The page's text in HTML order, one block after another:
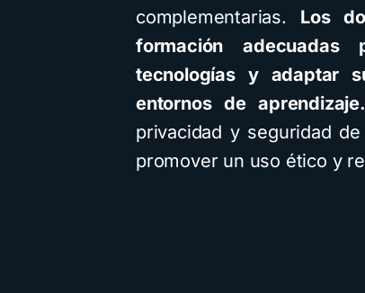
complementarias. Los
formación
tecnologías y adaptar
entornos de aprendizaje.
privacidad y seguridad
promover un uso ético y